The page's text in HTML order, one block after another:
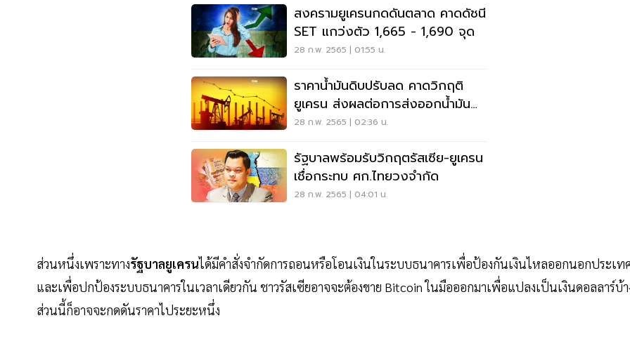
สงครามยูเครนกดดันตลาด คาดดัชนี
SET แกว่งตัว 1,665 - 1,690 จุด
28 ก.พ. 2565 | 01:55 น.
ราคาน้ำมันดิบปรับลด คาดวิกฤติ
ยูเครน ส่งผลต่อการส่งออกน้ำมัน
รัสเซียไม่มาก
28 ก.พ. 2565 | 02:36 น.
รัฐบาลพร้อมรับวิกฤตรัสเซีย-ยูเครน
เชื่อกระทบ ศก.ไทยวงจำกัด
28 ก.พ. 2565 | 04:01 น.
ส่วนหนึ่งเพราะทางรัฐบาลยูเครนได้มีคำสั่งจำกัดการถอนหรือโอนเงินในระบบธนาคารเพื่อป้องกันเงินไหลออกนอกประเท
และเพื่อปกป้องระบบธนาคารในเวลาเดียวกัน ชาวรัสเซียอาจจะต้องขาย Bitcoin ในมือออกมาเพื่อแปลงเป็นเงินดอลลาร์บ้า
ส่วนนี้ก็อาจจะกดดันราคาไประยะหนึ่ง